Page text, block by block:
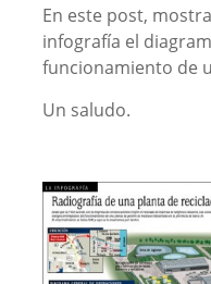
En este post,
infografía el
funcionamiento de
Un saludo.